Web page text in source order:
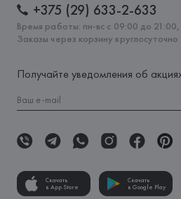
+375 (29) 633-2-633
Время работы: пн-вс с 09:00 до 21:00,
Заказы через корзину круглосуточно
Получайте уведомления об
Скачать
в App Store
Скачать
в Google Play